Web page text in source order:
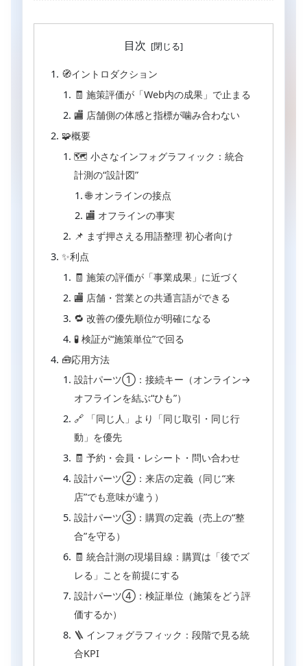
目次
🧭イントロダクション
🧾 施策評価が「Web内の成果」で止まる
🏬 店舗側の体感と指標が噛み合わない
🧩概要
🗺 小さなインフォグラフィック：統合
計測の“設計図”
🌐 オンラインの接点
🏬 オフラインの事実
📌 まず押さえる用語整理 初心者向け
✨利点
🧾 施策の評価が「事業成果」に近づく
🏬 店舗・営業との共通言語ができる
🔁 改善の優先順位が明確になる
🧪 検証が“施策単位”で回る
🧰応用方法
設計パーツ①：接続キー（オンライン→
オフラインを結ぶ“ひも”）
🔗 「同じ人」より「同じ取引・同じ行
動」を優先
🧾 予約・会員・レシート・問い合わせ
設計パーツ②：来店の定義（同じ“来
店”でも意味が違う）
設計パーツ③：購買の定義（売上の“整
合”を守る）
🧾 統合計測の現場目線：購買は「後でズ
レる」ことを前提にする
設計パーツ④：検証単位（施策をどう評
価するか）
🪜 インフォグラフィック：段階で見る統
合KPI